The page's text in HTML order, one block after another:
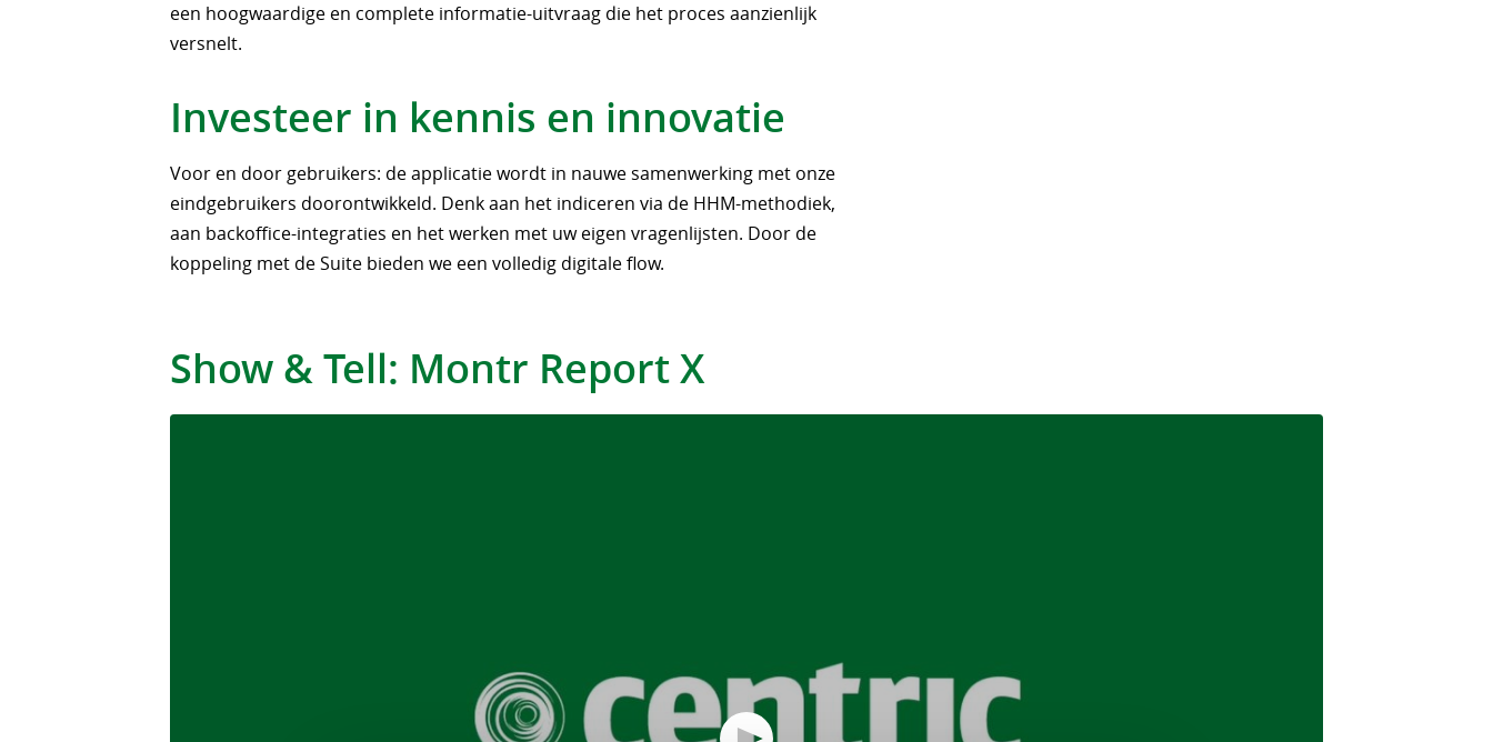
een hoogwaardige en complete informatie-uitvraag die het proces aanzienlijk
versnelt.
Investeer in kennis en innovatie
Voor en door gebruikers: de applicatie wordt in nauwe samenwerking met onze
eindgebruikers doorontwikkeld. Denk aan het indiceren via de HHM-methodiek,
aan backoffice-integraties en het werken met uw eigen vragenlijsten. Door de
koppeling met de Suite bieden we een volledig digitale flow.
Show & Tell: Montr Report X